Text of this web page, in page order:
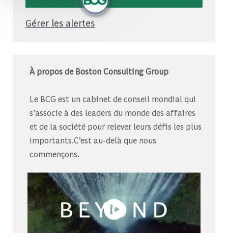
Gérer les alertes
À propos de Boston Consulting Group
Le BCG est un cabinet de conseil mondial qui
s’associe à des leaders du monde des affaires
et de la société pour relever leurs défis les plus
importants.C’est au-delà que nous
commençons.